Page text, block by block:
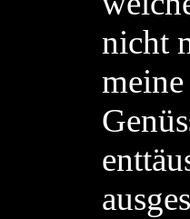
nicht